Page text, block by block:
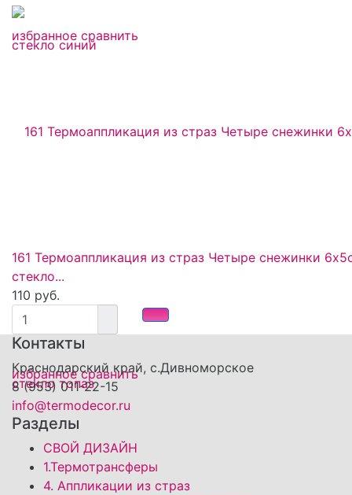
избранное сравнить
избранное сравнить
161 Термоаппликация из страз Четыре снежинки
стекло...
110 руб.
Контакты
Краснодарский край, с.Дивноморское
8 (953) 011-22-15
info@termodecor.ru
Разделы
СВОЙ ДИЗАЙН
1.Термотрансферы
4. Аппликации из страз